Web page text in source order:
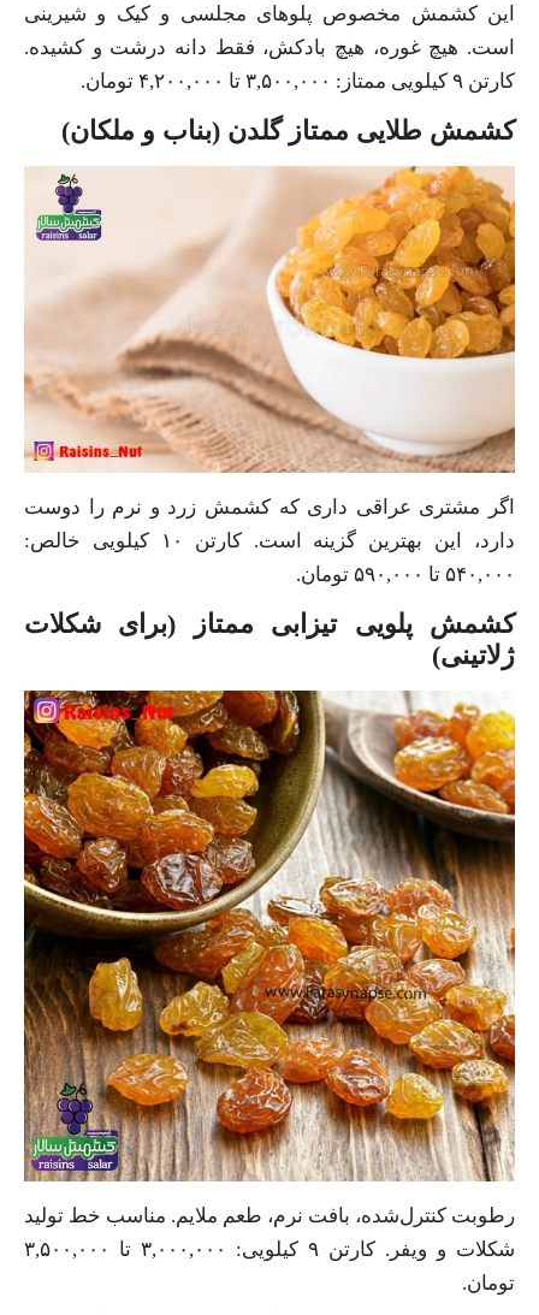
این کشمش مخصوص پلوهای مجلسی و کیک و شیرینی
است. هیچ غوره، هیچ بادکش، فقط دانه درشت و کشیده.
کارتن ۹ کیلویی ممتاز: ۳,۵۰۰,۰۰۰ تا ۴,۲۰۰,۰۰۰ تومان.
کشمش طلایی ممتاز گلدن (بناب و ملکان)
اگر مشتری عراقی داری که کشمش زرد و نرم را دوست
دارد، این بهترین گزینه است. کارتن ۱۰ کیلویی خالص:
۵۴۰,۰۰۰ تا ۵۹۰,۰۰۰ تومان.
کشمش پلویی تیزابی ممتاز (برای شکلات
ژلاتینی)
رطوبت کنترل‌شده، بافت نرم، طعم ملایم. مناسب خط تولید
شکلات و ویفر. کارتن ۹ کیلویی: ۳,۰۰۰,۰۰۰ تا ۳,۵۰۰,۰۰۰
تومان.